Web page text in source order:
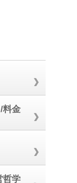
料金
哲学